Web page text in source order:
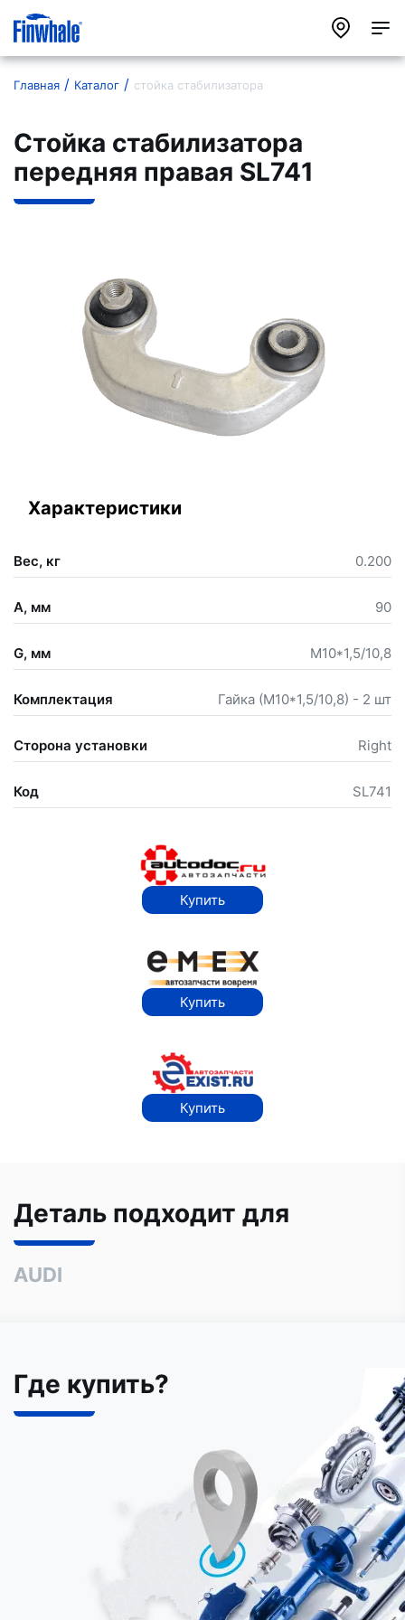
Главная Каталог стойка стабилизатора
Стойка стабилизатора
передняя правая SL741
Характеристики
Вес, кг 0.200
A, мм 90
G, мм М10*1,5/10,8
Комплектация Гайка (М10*1,5/10,8) - 2 шт
Сторона установки Right
Код SL741
Купить
Купить
Купить
Деталь подходит для
AUDI
Где купить?